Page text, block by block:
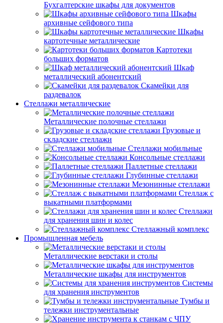
Бухгалтерские шкафы для документов
Шкафы
архивные сейфового типа
Шкафы
картотечные металлические
Картотеки
больших форматов
Шкаф
металлический абонентский
Скамейки для
раздевалок
Стеллажи металлические
Металлические полочные стеллажи
Грузовые и
складские стеллажи
Стеллажи мобильные
Консольные стеллажи
Паллетные стеллажи
Глубинные стеллажи
Мезонинные стеллажи
Стеллаж с
выкатными платформами
Стеллажи
для хранения шин и колес
Стеллажный комплекс
Промышленная мебель
Металлические верстаки и столы
Металлические шкафы для инструментов
Системы
для хранения инструментов
Тумбы и
тележки инструментальные